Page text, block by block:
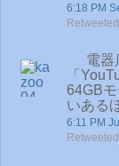
6:18 PM
電器
「
64GB
いある
6:11 PM